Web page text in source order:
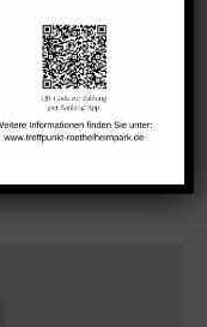
und Seele älterer